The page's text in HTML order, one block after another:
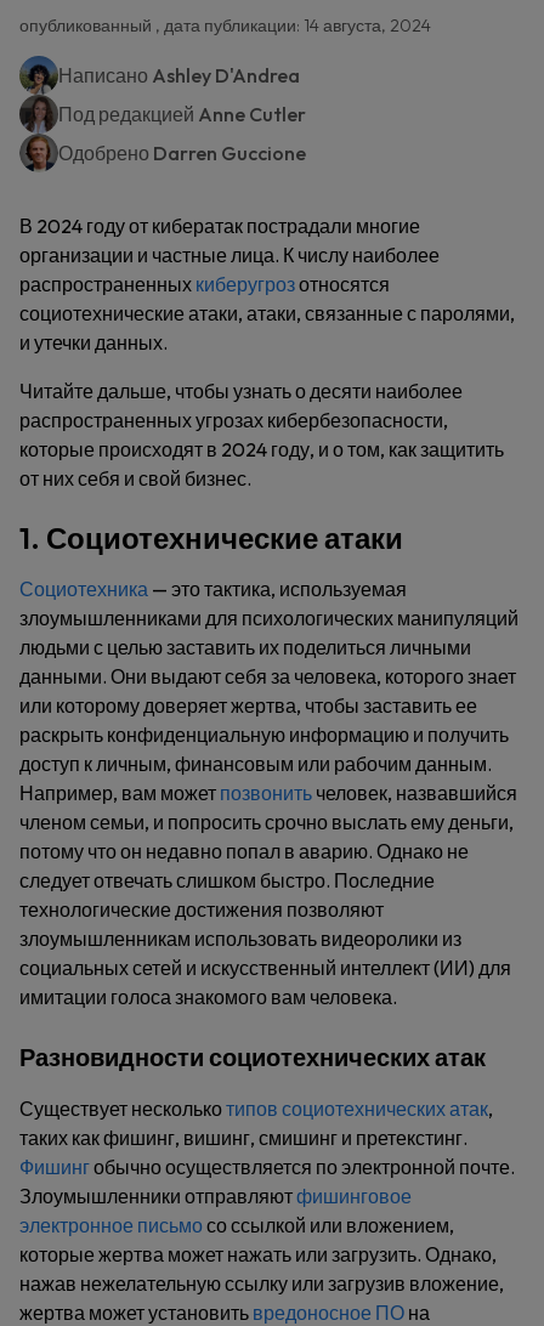
опубликованный , дата публикации: 14 августа, 2024
Написано Ashley D'Andrea
Под редакцией Anne Cutler
Одобрено Darren Guccione
В 2024 году от кибератак пострадали многие
организации и частные лица. К числу наиболее
распространенных киберугрозотносятся
социотехнические атаки, атаки, связанные с паролями,
и утечки данных.
Читайте дальше, чтобы узнать о десяти наиболее
распространенных угрозах кибербезопасности,
которые происходят в 2024 году, и о том, как защитить
от них себя и свой бизнес.
1. Социотехнические атаки
Социотехника — это тактика, используемая
злоумышленниками для психологических манипуляций
людьми с целью заставить их поделиться личными
данными. Они выдают себя за человека, которого знает
или которому доверяет жертва, чтобы заставить ее
раскрыть конфиденциальную информацию и получить
доступ к личным, финансовым или рабочим данным.
Например, вам может позвонить человек, назвавшийся
членом семьи, и попросить срочно выслать ему деньги,
потому что он недавно попал в аварию. Однако не
следует отвечать слишком быстро. Последние
технологические достижения позволяют
злоумышленникам использовать видеоролики из
социальных сетей и искусственный интеллект (ИИ) для
имитации голоса знакомого вам человека.
Разновидности социотехнических атак
Существует несколькотипов социотехнических атак,
таких как фишинг, вишинг, смишинг и претекстинг.
Фишингобычно осуществляется по электронной почте.
Злоумышленники отправляютфишинговое
электронное письмосо ссылкой или вложением,
которые жертва может нажать или загрузить. Однако,
нажав нежелательную ссылку или загрузив вложение,
жертва может установить вредоносное ПО на